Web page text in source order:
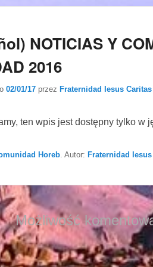
NOTICIAS Y
2016
02/01/17 przez Fraternidad Iesus Caritas
ten wpis jest dostępny tylko w
Horeb . Autor: Fraternidad
Możliwość